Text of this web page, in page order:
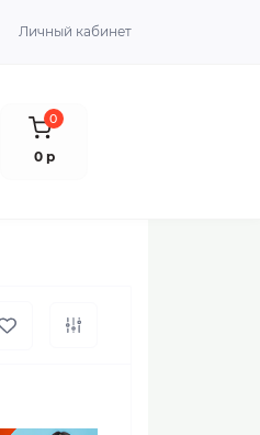
Личный кабинет
0
0 р